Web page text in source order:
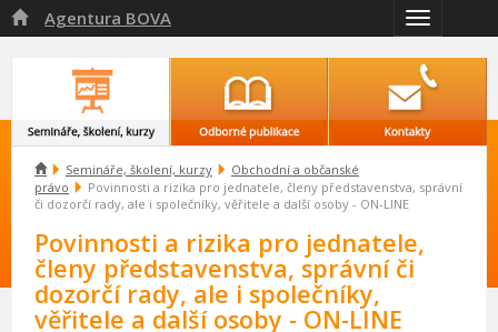
Přepnout
navigaci
 Agentura BOVA
 Semináře, školení, kurzy
Obchodní a občanské
právo
Povinnosti a rizika pro jednatele, členy představenstva, správní
či dozorčí rady, ale i společníky, věřitele a další osoby - ON-LINE
Povinnosti a rizika pro jednatele,
členy představenstva, správní či
dozorčí rady, ale i společníky,
věřitele a další osoby - ON-LINE